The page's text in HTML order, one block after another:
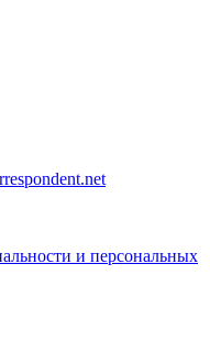
и персональных